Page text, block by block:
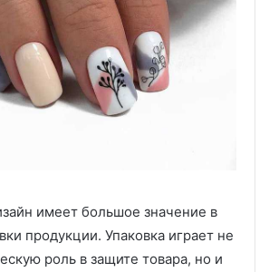
имеет большое значение в
продукции. Упаковка играет не
роль в защите товара, но и